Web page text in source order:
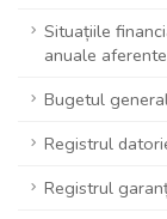
Situațiile
anuale
Bugetul
Registrul
Registrul